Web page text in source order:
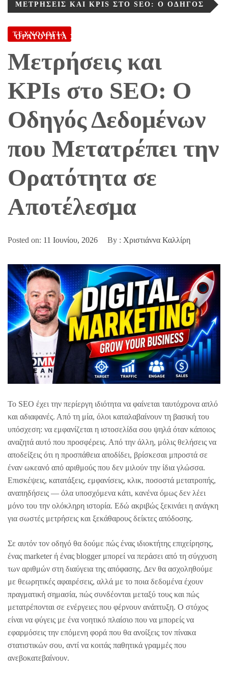
ΜΕΤΡΉΣΕΙΣ ΚΑΙ KPIS ΣΤΟ SEO: Ο ΟΔΗΓΌΣ
ΟΡΑΤΌΤΗΤΑ ΣΕ ΑΠΟΤΈΛΕΣΜΑ
ΤΕΧΝΟΛΟΓΙΑ
Μετρήσεις και
KPIs στο SEO: Ο
Οδηγός Δεδομένων
που Μετατρέπει την
Ορατότητα σε
Αποτέλεσμα
Posted on: 11 Ιουνίου, 2026 By : Χριστιάννα Καλλίρη
Το SEO έχει την περίεργη ιδιότητα να φαίνεται ταυτόχρονα απλό
και αδιαφανές. Από τη μία, όλοι καταλαβαίνουν τη βασική του
υπόσχεση: να εμφανίζεται η ιστοσελίδα σου ψηλά όταν κάποιος
αναζητά αυτό που προσφέρεις. Από την άλλη, μόλις θελήσεις να
αποδείξεις ότι η προσπάθεια αποδίδει, βρίσκεσαι μπροστά σε
έναν ωκεανό από αριθμούς που δεν μιλούν την ίδια γλώσσα.
Επισκέψεις, κατατάξεις, εμφανίσεις, κλικ, ποσοστά μετατροπής,
αναπηδήσεις — όλα υποσχόμενα κάτι, κανένα όμως δεν λέει
μόνο του την ολόκληρη ιστορία. Εδώ ακριβώς ξεκινάει η ανάγκη
για σωστές μετρήσεις και ξεκάθαρους δείκτες απόδοσης.
Σε αυτόν τον οδηγό θα δούμε πώς ένας ιδιοκτήτης επιχείρησης,
ένας marketer ή ένας blogger μπορεί να περάσει από τη σύγχυση
των αριθμών στη διαύγεια της απόφασης. Δεν θα ασχοληθούμε
με θεωρητικές αφαιρέσεις, αλλά με το ποια δεδομένα έχουν
πραγματική σημασία, πώς συνδέονται μεταξύ τους και πώς
μετατρέπονται σε ενέργειες που φέρνουν ανάπτυξη. Ο στόχος
είναι να φύγεις με ένα νοητικό πλαίσιο που να μπορείς να
εφαρμόσεις την επόμενη φορά που θα ανοίξεις τον πίνακα
στατιστικών σου, αντί να κοιτάς παθητικά γραμμές που
ανεβοκατεβαίνουν.